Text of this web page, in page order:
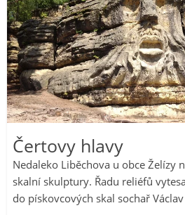
Čertovy hlavy
Nedaleko Liběchova u obce Želízy
skalní skulptury. Řadu reliéfů
do pískovcových skal sochař